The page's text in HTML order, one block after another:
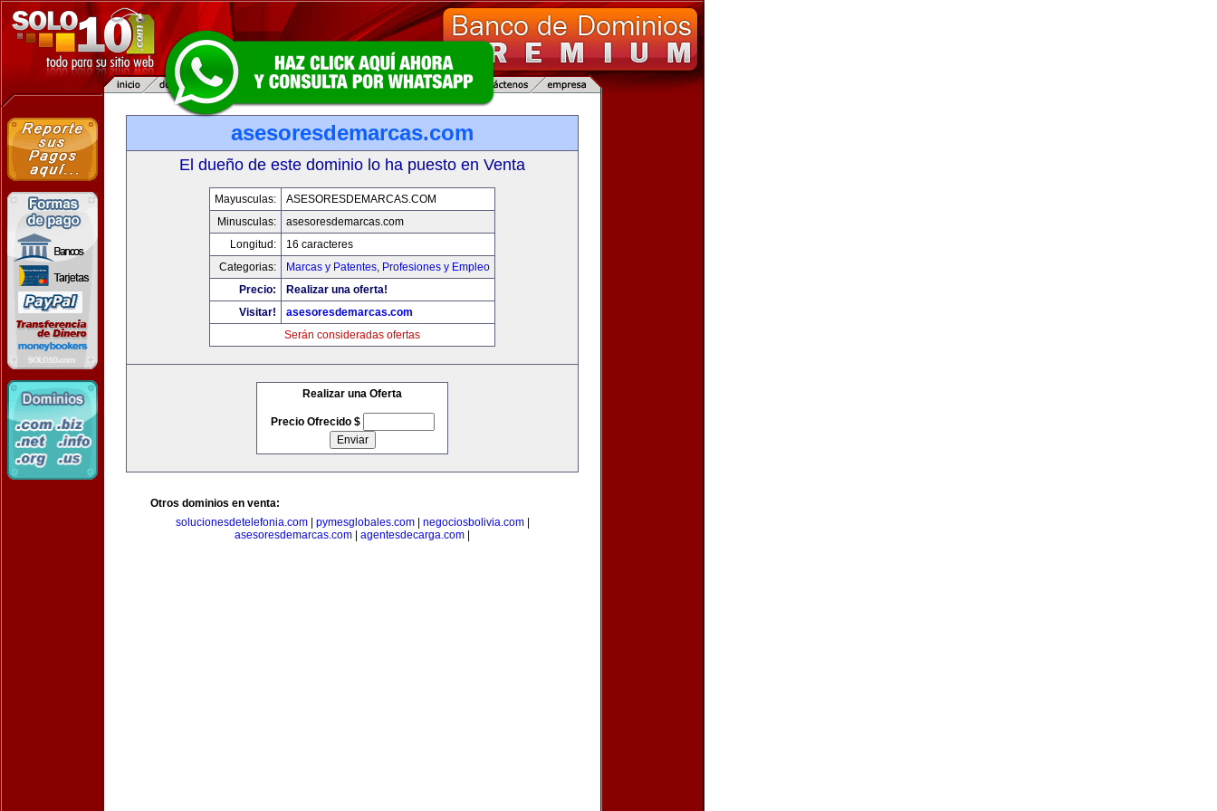
asesoresdemarcas.com
El dueño de este dominio lo ha puesto en Venta
Mayusculas:
ASESORESDEMARCAS.COM
Minusculas:
asesoresdemarcas.com
Longitud:
16 caracteres
Categorias:
Marcas y Patentes, Profesiones y Empleo
Precio:
Realizar una oferta!
Visitar!
asesoresdemarcas.com
Serán consideradas ofertas
Realizar una Oferta
Precio Ofrecido $
Otros dominios en venta:
solucionesdetelefonia.com| pymesglobales.com| negociosbolivia.com|
asesoresdemarcas.com
agentesdecarga.com